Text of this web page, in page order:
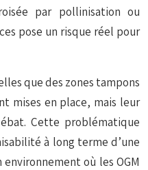
par pollinisation ou
pose un risque réel pour
que des zones tampons
mises en place, mais leur
Cette problématique
à long terme d’une
où les OGM